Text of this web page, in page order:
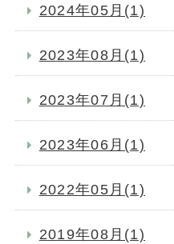
2024年05月(1)
2023年08月(1)
2023年07月(1)
2023年06月(1)
2022年05月(1)
2019年08月(1)